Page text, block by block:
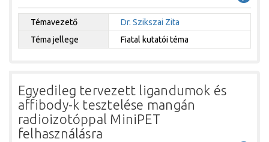
Témavezető
Dr. Szikszai Zita
Téma jellege
Fiatal kutatói téma
Egyedileg tervezett ligandumok és
affibody-k tesztelése mangán
radioizotóppal MiniPET
felhasználásra